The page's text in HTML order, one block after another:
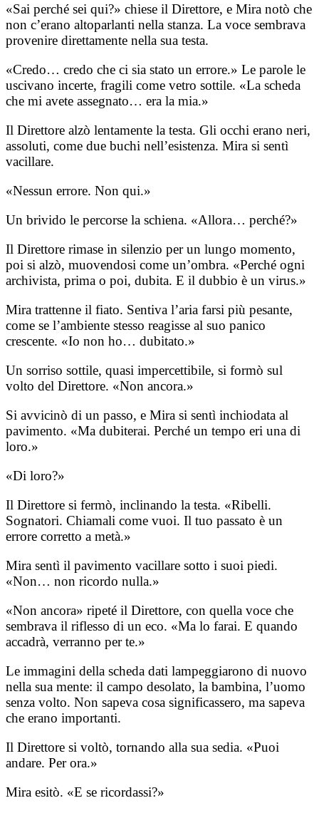
«Sai perché sei qui?» chiese il Direttore, e Mira notò che
non c’erano altoparlanti nella stanza. La voce sembrava
provenire direttamente nella sua testa.
«Credo… credo che ci sia stato un errore.» Le parole le
uscivano incerte, fragili come vetro sottile. «La scheda
che mi avete assegnato… era la mia.»
Il Direttore alzò lentamente la testa. Gli occhi erano neri,
assoluti, come due buchi nell’esistenza. Mira si sentì
vacillare.
«Nessun errore. Non qui.»
Un brivido le percorse la schiena. «Allora… perché?»
Il Direttore rimase in silenzio per un lungo momento,
poi si alzò, muovendosi come un’ombra. «Perché ogni
archivista, prima o poi, dubita. E il dubbio è un virus.»
Mira trattenne il fiato. Sentiva l’aria farsi più pesante,
come se l’ambiente stesso reagisse al suo panico
crescente. «Io non ho… dubitato.»
Un sorriso sottile, quasi impercettibile, si formò sul
volto del Direttore. «Non ancora.»
Si avvicinò di un passo, e Mira si sentì inchiodata al
pavimento. «Ma dubiterai. Perché un tempo eri una di
loro.»
«Di loro?»
Il Direttore si fermò, inclinando la testa. «Ribelli.
Sognatori. Chiamali come vuoi. Il tuo passato è un
errore corretto a metà.»
Mira sentì il pavimento vacillare sotto i suoi piedi.
«Non… non ricordo nulla.»
«Non ancora» ripeté il Direttore, con quella voce che
sembrava il riflesso di un eco. «Ma lo farai. E quando
accadrà, verranno per te.»
Le immagini della scheda dati lampeggiarono di nuovo
nella sua mente: il campo desolato, la bambina, l’uomo
senza volto. Non sapeva cosa significassero, ma sapeva
che erano importanti.
Il Direttore si voltò, tornando alla sua sedia. «Puoi
andare. Per ora.»
Mira esitò. «E se ricordassi?»